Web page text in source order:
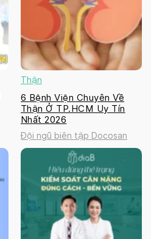
Thận
6 Bệnh Viện Chuyên Về
Thận Ở TP.HCM Uy Tín
Nhất 2026
Đội ngũ biên tập Docosan